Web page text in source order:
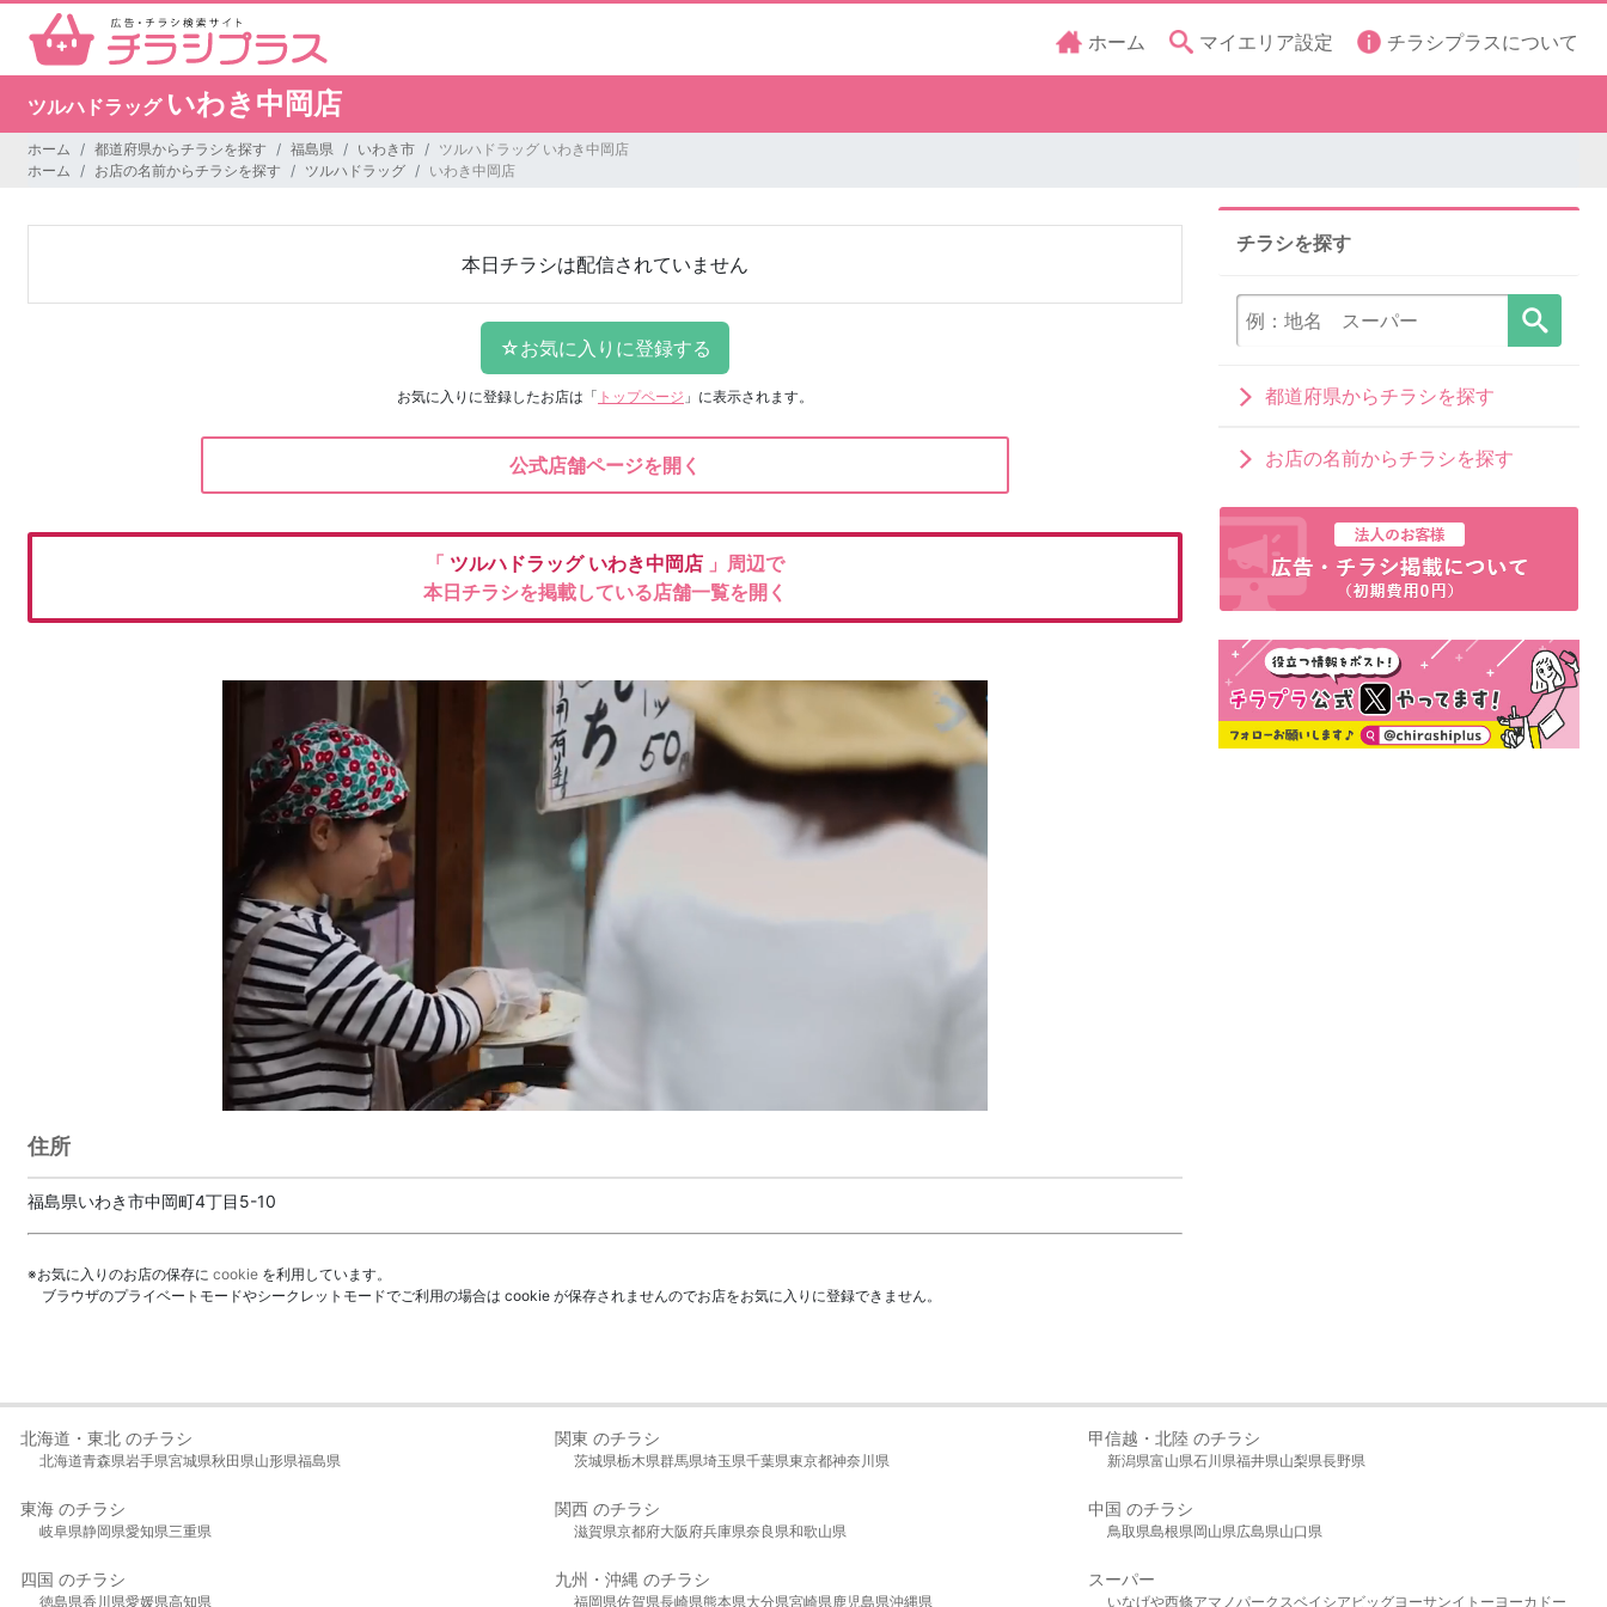
ホーム マイエリア設定 チラシプラスについて
ツルハドラッグ いわき中岡店
ホーム 都道府県からチラシを探す 福島県 いわき市
ツルハドラッグ いわき中岡店
ホーム
お店の名前からチラシを探す ツルハドラッグ いわき中岡店
本日チラシは配信されていません
お気に入りに登録したお店は 「 トップページ 」に表示されます。
公式店舗ページを開く
「 ツルハドラッグ いわき中岡店 」周辺で
本日チラシを掲載している店舗一覧を開く
住所
福島県いわき市中岡町4丁目5-10
※お気に入りのお店の保存に cookie を利用しています。
ブラウザのプライベートモードやシークレットモードでご利用の場合は cookie が保存されませんのでお店をお気に入りに登録できません。
チラシを探す
都道府県からチラシを探す
お店の名前からチラシを探す
北海道・東北 のチラシ
北海道青森県岩手県宮城県秋田県山形県福島県
関東 のチラシ
茨城県栃木県群馬県埼玉県千葉県東京都神奈川県
甲信越・北陸 のチラシ
新潟県富山県石川県福井県山梨県長野県
東海 のチラシ
岐阜県静岡県愛知県三重県
関西 のチラシ
滋賀県京都府大阪府兵庫県奈良県和歌山県
中国 のチラシ
鳥取県島根県岡山県広島県山口県
四国 のチラシ
徳島県香川県愛媛県高知県
九州・沖縄 のチラシ
福岡県佐賀県長崎県熊本県大分県宮崎県鹿児島県沖縄県
スーパー
いなげや西條アマノパークスベイシア ビッグヨーサンイトーヨーカドー